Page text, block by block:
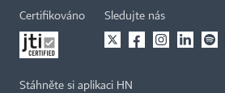
Certifikováno Sledujte nás
Stáhněte si aplikaci HN